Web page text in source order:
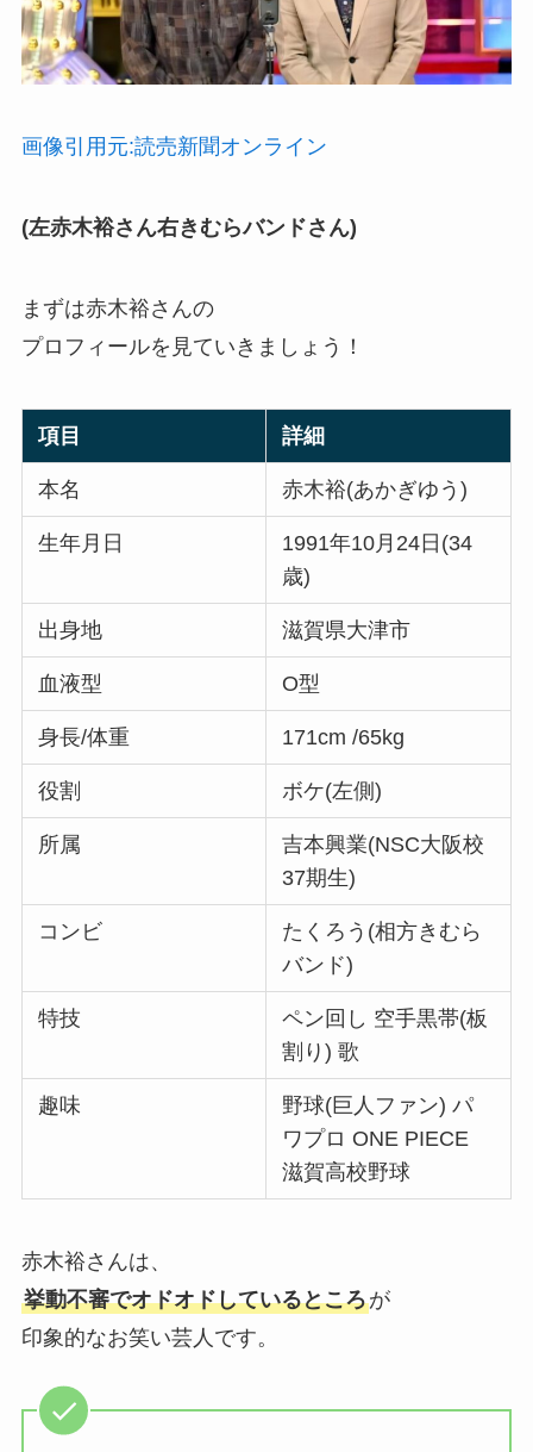
画像引用元:読売新聞オンライン
(左赤木裕さん右きむらバンドさん)
まずは赤木裕さんの
プロフィールを見ていきましょう！
項目 詳細
本名 赤木裕(あかぎゆう)
生年月日
1991年10月24日(34
歳)
出身地 滋賀県大津市
血液型 O型
身長/体重 171cm /65kg
役割 ボケ(左側)
所属
吉本興業(NSC大阪校
37期生)
コンビ
たくろう(相方きむら
バンド)
特技
ペン回し 空手黒帯(板
割り) 歌
趣味
野球(巨人ファン) パ
ワプロ ONE PIECE
滋賀高校野球
赤木裕さんは、
挙動不審でオドオドしているところが
印象的なお笑い芸人です。